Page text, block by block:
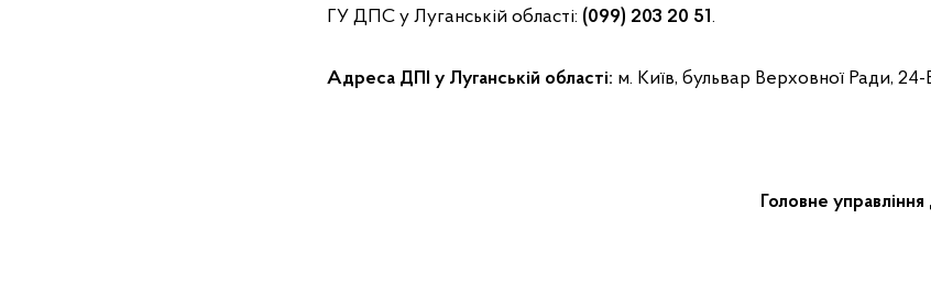
ГУ ДПС у Луганській області: (099) 203 20 51.
Адреса ДПІ у Луганській області: м. Київ, бульвар Верховної Ради, 24-
Головне